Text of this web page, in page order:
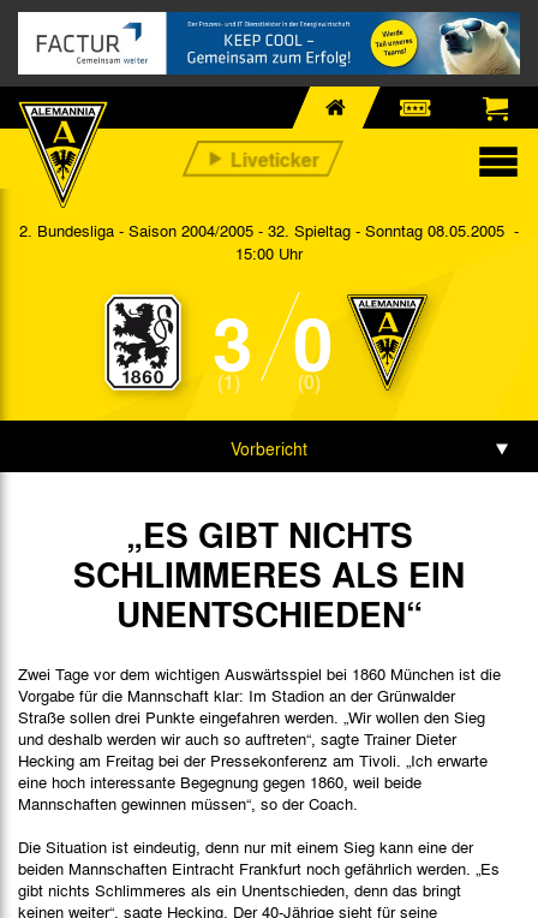
2. Bundesliga - Saison 2004/2005 - 32. Spieltag - Sonntag 08.05.2005 -
15:00 Uhr
3
(1) 0
(0)
Vorbericht
Spielbericht
„ES GIBT NICHTS
SCHLIMMERES ALS EIN
UNENTSCHIEDEN“
Zwei Tage vor dem wichtigen Auswärtsspiel bei 1860 München ist die
Vorgabe für die Mannschaft klar: Im Stadion an der Grünwalder
Straße sollen drei Punkte eingefahren werden. „Wir wollen den Sieg
und deshalb werden wir auch so auftreten“, sagte Trainer Dieter
Hecking am Freitag bei der Pressekonferenz am Tivoli. „Ich erwarte
eine hoch interessante Begegnung gegen 1860, weil beide
Mannschaften gewinnen müssen“, so der Coach.
Die Situation ist eindeutig, denn nur mit einem Sieg kann eine der
beiden Mannschaften Eintracht Frankfurt noch gefährlich werden. „Es
gibt nichts Schlimmeres als ein Unentschieden, denn das bringt
keinen weiter“, sagte Hecking. Der 40-Jährige sieht für seine